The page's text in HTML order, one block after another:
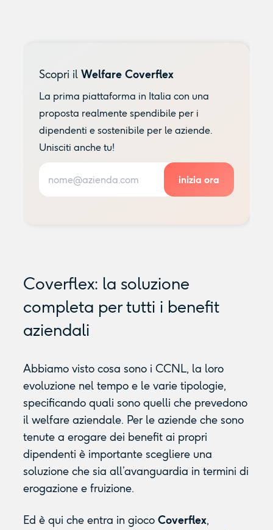
Scopri il Welfare Coverflex
La prima piattaforma in Italia con una
proposta realmente spendibile per i
dipendenti e sostenibile per le aziende.
Unisciti anche tu!
Coverflex: la soluzione
completa per tutti i benefit
aziendali
Abbiamo visto cosa sono i CCNL, la loro
evoluzione nel tempo e le varie tipologie,
specificando quali sono quelli che prevedono
il welfare aziendale. Per le aziende che sono
tenute a erogare dei benefit ai propri
dipendenti è importante scegliere una
soluzione che sia all’avanguardia in termini di
erogazione e fruizione.
Ed è qui che entra in gioco Coverflex,